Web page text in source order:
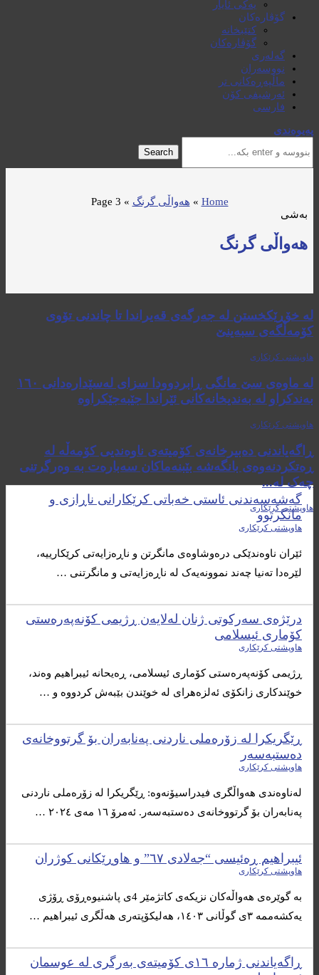
یەکی ئایار
گۆڤارەکان
کتێبخانە
گۆڤارەکان
گەلەری
نووسەران
ماڵپەڕەکانی تر
ئەرشیفی کۆن
فارسی
پەیوەندی
Search
Home
» هەواڵی گرنگ »
Page 3
بەشی
هەواڵی گرنگ
لە خۆڕێکخستن لە جەرگەی قەیراندا تا چاندنی تۆوی
کۆمەڵگەی سبەینێ
هاوپشتی کرێکاری
لە ماوەی سێ مانگى ڕابردوودا سزای لەسێدارەدانی ١٦٠
بەندکراو لە بەندیخانەکانی ئێراندا جێبەجێکراوە
هاوپشتی کرێکاری
ڕاگەیاندنی دەبیرخانەی کۆمیتەی ناوەندیی کۆمەڵە لە
ڕەتکردنەوەی بانگەشە بێبنەماکان سەبارەت بە وەرگرتنی
چەک لە...
هاوپشتی کرێکاری
گەشەسەندنی ئاستی خەباتی کرێکارانی ناڕازی و
مانگرتوو
هاوپشتی کرێکاری
ئێران ناوەندێکی درەوشاوەی مانگرتن و ناڕەزایەتی کرێکارییە،
لێرەدا تەنیا چەند نموونەیەک لە ناڕەزایەتی و مانگرتنی …
درێژه‌ی سه‌ركوتی ژنان له‌لایه‌ن ڕژیمی كۆنه‌په‌ره‌ستی
كۆماری ئیسلامی
هاوپشتی کرێکاری
ڕژیمی كۆنه‌په‌ره‌ستی كۆماری ئیسلامی، ڕه‌یحانه ئیبراهیم وه‌ند،
خوێندكاری زانكۆی ئه‌لزه‌هرای له‌ خوێندن بێبه‌ش كردووه‌ و …
ڕێگریکرا لە زۆرەملی ناردنی پەنابەران بۆ گرتووخانەی
دەستبەسەر
هاوپشتی کرێکاری
لەناوەندی هەواڵگری فیدراسیۆنەوە: ڕێگریکرا لە زۆرەملی ناردنی
پەنابەران بۆ گرتووخانەی دەستبەسەر. ئەمرۆ ١٦ مەی ٢٠٢٤ …
ئیبراهیم ڕەئیسی “جەلادی ٦٧” و هاوڕێکانی کوژران
هاوپشتی کرێکاری
بە گوێرەی هەواڵەکان نزیکەی کاتژمێر 4ی پاشنیوەڕۆی ڕۆژی
یەکشەممە ٣ی گوڵانی ١٤٠٣، هەلیکۆپتەری هەڵگری ئیبراهیم …
ڕاگه‌یاندنی ژماره‌ ١٦ی كۆمیته‌ی به‌رگری له‌ عوسمان